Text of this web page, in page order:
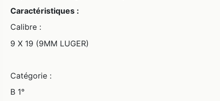
Caractéristiques :
Calibre :
9 X 19 (9MM LUGER)
Catégorie :
B 1°